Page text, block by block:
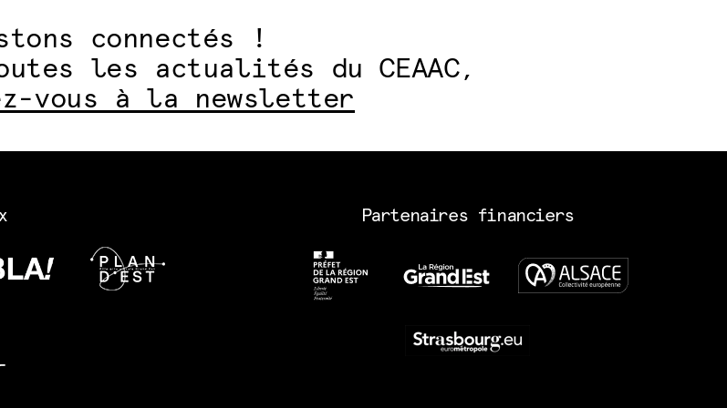
connectés !
les actualités du CEAAC,
vous à la newsletter
Partenaires financiers